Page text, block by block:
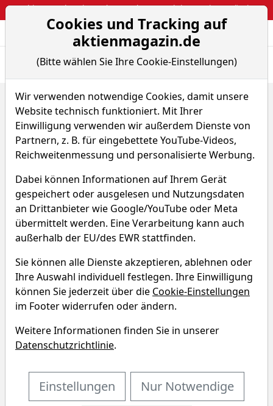
Webinar: So kassierst du trotzdem attraktive Optionsprämien
Aktien- und
Home Aktien
Recursion Pharmaceuticals
Renditedreieck
Recursion Pharmaceuticals
Aktie
Watchlist RXRX WKN A3CM1C
Recursion Pharmaceuticals
Renditedreieck
Entdecken Sie auf einen Blick die Performance der
Recursion Pharmaceuticals Aktie über verschiedene
Cookies und Tracking auf
aktienmagazin.de
(Bitte wählen Sie Ihre Cookie-Einstellungen)
Wir verwenden notwendige Cookies, damit unsere
Website technisch funktioniert. Mit Ihrer
Einwilligung verwenden wir außerdem Dienste von
Partnern, z. B. für eingebettete YouTube-Videos,
Reichweitenmessung und personalisierte Werbung.
Dabei können Informationen auf Ihrem Gerät
gespeichert oder ausgelesen und Nutzungsdaten
an Drittanbieter wie Google/YouTube oder Meta
übermittelt werden. Eine Verarbeitung kann auch
außerhalb der EU/des EWR stattfinden.
Sie können alle Dienste akzeptieren, ablehnen oder
Ihre Auswahl individuell festlegen. Ihre Einwilligung
können Sie jederzeit über die Cookie-Einstellungen
im Footer widerrufen oder ändern.
Weitere Informationen finden Sie in unserer
Datenschutzrichtlinie.
Einstellungen Nur Notwendige